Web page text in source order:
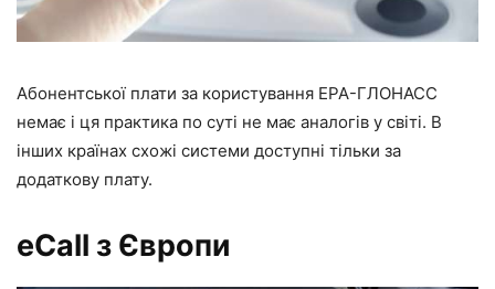
Абонентської плати за користування ЕРА-ГЛОНАСС
немає і ця практика по суті не має аналогів у світі. В
інших країнах схожі системи доступні тільки за
додаткову плату.
eCall з Європи